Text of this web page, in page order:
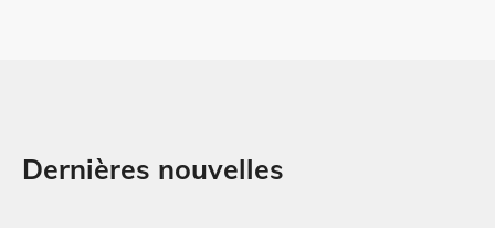
Dernières nouvelles